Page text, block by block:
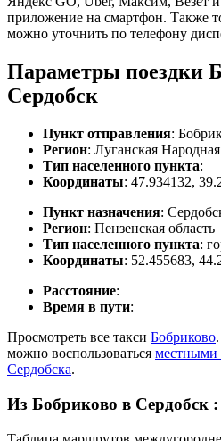
приложение на смартфон. Также
можно уточнить по телефону
Параметры поездки
Сердобск
Пункт отправления:
Регион: Луганская
Тип населенного пункта:
Координаты: 47.934132,
Пункт назначения:
Регион: Пензенская область
Тип населенного пункта:
Координаты: 52.455683,
Расстояние:
Время в пути:
Просмотреть все такси Бобриково
можно воспользоваться местными
Сердобска.
Из Бобриково в Сердобск :